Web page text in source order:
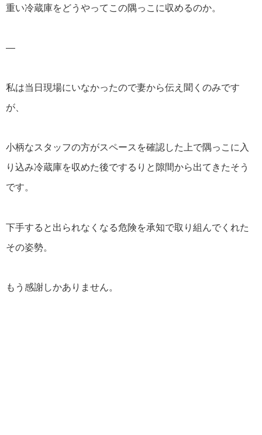
重い冷蔵庫をどうやってこの隅っこに収めるのか。
—
私は当日現場にいなかったので妻から伝え聞くのみです
が、
小柄なスタッフの方がスペースを確認した上で隅っこに入
り込み冷蔵庫を収めた後でするりと隙間から出てきたそう
です。
下手すると出られなくなる危険を承知で取り組んでくれた
その姿勢。
もう感謝しかありません。